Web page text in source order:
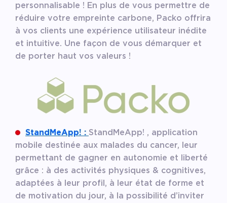
personnalisable ! En plus de vous permettre de
réduire votre empreinte carbone, Packo offrira
à vos clients une expérience utilisateur inédite
et intuitive. Une façon de vous démarquer et
de porter haut vos valeurs !
StandMeApp! : StandMeApp! , application
mobile destinée aux malades du cancer, leur
permettant de gagner en autonomie et liberté
grâce : à des activités physiques & cognitives,
adaptées à leur profil, à leur état de forme et
de motivation du jour, à la possibilité d’inviter